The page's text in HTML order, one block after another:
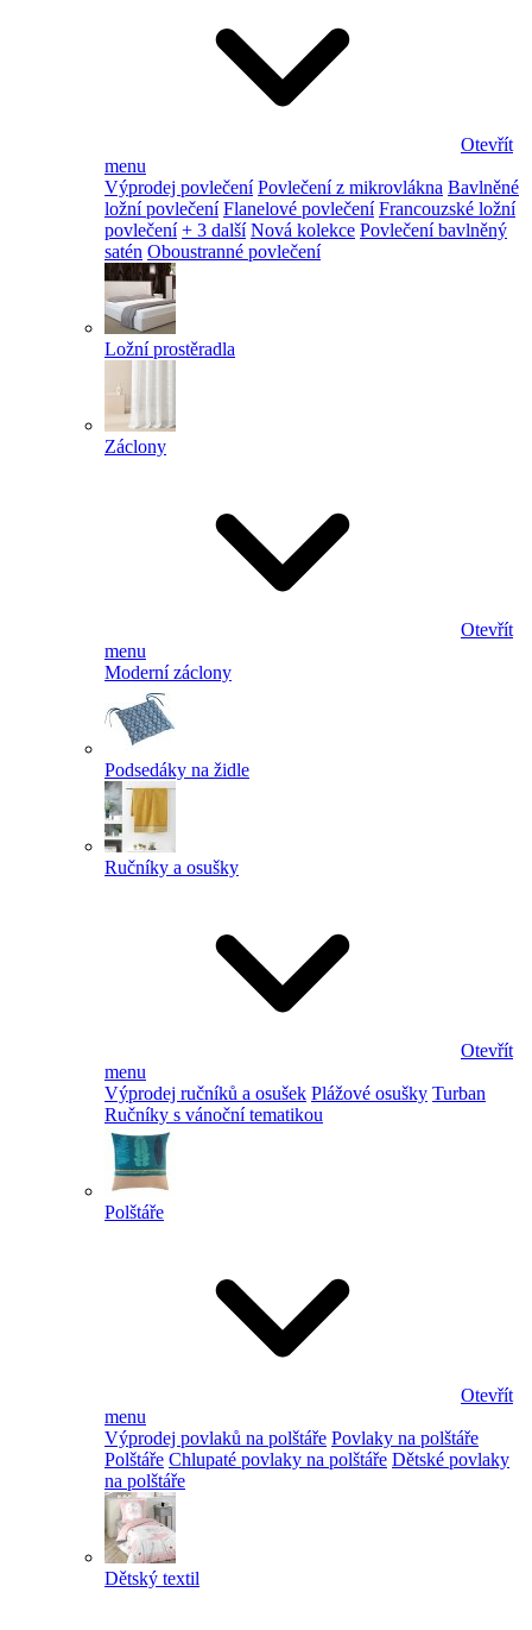
Otevřít
menu
Výprodej povlečení Povlečení z mikrovlákna Bavlněné
ložní povlečení Flanelové povlečení Francouzské ložní
povlečení + 3 další Nová kolekce Povlečení bavlněný
satén Oboustranné povlečení
Ložní prostěradla
Záclony
Otevřít
menu
Moderní záclony
Podsedáky na židle
Ručníky a osušky
Otevřít
menu
Výprodej ručníků a osušek Plážové osušky Turban
Ručníky s vánoční tematikou
Polštáře
Otevřít
menu
Výprodej povlaků na polštáře Povlaky na polštáře
Polštáře Chlupaté povlaky na polštáře Dětské povlaky
na polštáře
Dětský textil